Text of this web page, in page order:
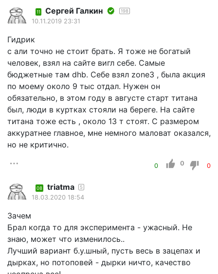
11 Сергей Галкин 198
10.11.2019 23:31
Гидрик
с али точно не стоит брать. Я тоже не богатый
человек, взял на сайте вигл себе. Самые
бюджетные там dhb. Себе взял zone3 , была акция
по моему около 9 тыс отдал. Нужен он
обязательно, в этом году в августе старт титана
был, люди в куртках стояли на береге. На сайте
титана тоже есть , около 13 т стоят. С размером
аккуратнее главное, мне немного маловат оказался,
но не критично.
0 0 0
08 triatma 5
18.03.2020 18:54
Зачем
Брал когда то для эксперимента - ужасный. Не
знаю, может что изменилось..
Лучший вариант б.у.шный, пусть весь в зацепах и
дырках, но потоповей - дырки ничто, качество